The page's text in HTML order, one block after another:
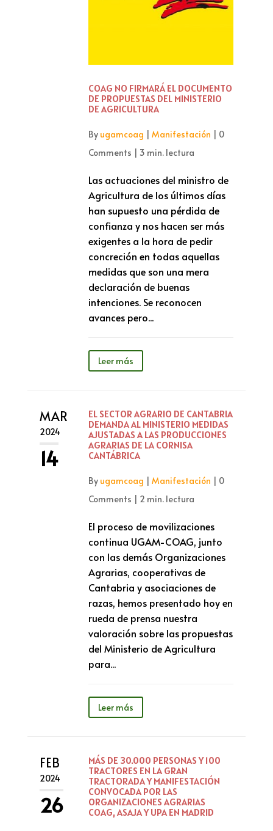
COAG NO FIRMARÁ EL DOCUMENTO
DE PROPUESTAS DEL MINISTERIO
DE AGRICULTURA
By ugamcoag | Manifestación | 0
Comments | 3 min. lectura
Las actuaciones del ministro de
Agricultura de los últimos días
han supuesto una pérdida de
confianza y nos hacen ser más
exigentes a la hora de pedir
concreción en todas aquellas
medidas que son una mera
declaración de buenas
intenciones. Se reconocen
avances pero...
Leer más
MAR
2024
14
EL SECTOR AGRARIO DE CANTABRIA
DEMANDA AL MINISTERIO MEDIDAS
AJUSTADAS A LAS PRODUCCIONES
AGRARIAS DE LA CORNISA
CANTÁBRICA
By ugamcoag | Manifestación | 0
Comments | 2 min. lectura
El proceso de movilizaciones
continua UGAM-COAG, junto
con las demás Organizaciones
Agrarias, cooperativas de
Cantabria y asociaciones de
razas, hemos presentado hoy en
rueda de prensa nuestra
valoración sobre las propuestas
del Ministerio de Agricultura
para...
Leer más
FEB
2024
26
MÁS DE 30.000 PERSONAS Y 100
TRACTORES EN LA GRAN
TRACTORADA Y MANIFESTACIÓN
CONVOCADA POR LAS
ORGANIZACIONES AGRARIAS
COAG, ASAJA Y UPA EN MADRID